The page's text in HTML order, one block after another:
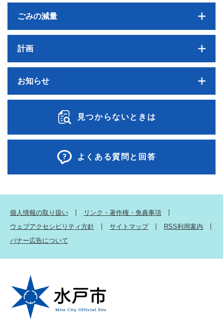
ごみの減量
計画
お知らせ
見つからないときは
よくある質問と回答
個人情報の取り扱い
リンク・著作権・免責事項
ウェブアクセシビリティ方針
サイトマップ
RSS利用案内
バナー広告について